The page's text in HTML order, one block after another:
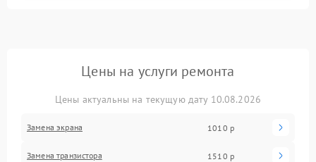
Цены на услуги ремонта
Цены актуальны на текущую дату 10.08.2026
Замена экрана 1010 р
Замена транзистора 1510 р